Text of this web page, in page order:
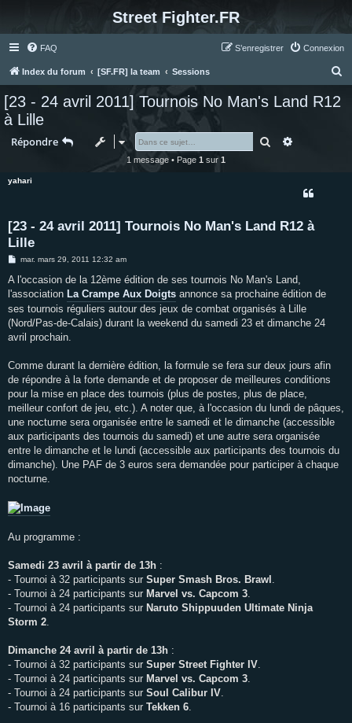
Street Fighter.FR
FAQ Connexion
S’enregistrer
Index du forum [SF.FR] la team Sessions
[23 - 24 avril 2011] Tournois No Man's Land R12
à Lille
Répondre Rechercher
1 message • Page 1 sur 1
yahari
[23 - 24 avril 2011] Tournois No Man's Land R12 à
Lille
M
s
a
g
e
mar. mars 29, 2011 12:32 am
A l'occasion de la 12ème édition de ses tournois No Man's Land,
l'association La Crampe Aux Doigts annonce sa prochaine édition de
ses tournois réguliers autour des jeux de combat organisés à Lille
(Nord/Pas-de-Calais) durant la weekend du samedi 23 et dimanche 24
avril prochain.
Comme durant la dernière édition, la formule se fera sur deux jours afin
de répondre à la forte demande et de proposer de meilleures conditions
pour la mise en place des tournois (plus de postes, plus de place,
meilleur confort de jeu, etc.). A noter que, à l'occasion du lundi de pâques,
une nocturne sera organisée entre le samedi et le dimanche (accessible
aux participants des tournois du samedi) et une autre sera organisée
entre le dimanche et le lundi (accessible aux participants des tournois du
dimanche). Une PAF de 3 euros sera demandée pour participer à chaque
nocturne.
Au programme :
Samedi 23 avril à partir de 13h :
- Tournoi à 32 participants sur Super Smash Bros. Brawl
- Tournoi à 24 participants sur Marvel vs. Capcom 3
- Tournoi à 24 participants sur Naruto Shippuuden Ultimate Ninja
Storm 2
Dimanche 24 avril à partir de 13h :
- Tournoi à 32 participants sur Super Street Fighter IV
- Tournoi à 24 participants sur Marvel vs. Capcom 3
- Tournoi à 24 participants sur Soul Calibur IV
- Tournoi à 16 participants sur Tekken 6